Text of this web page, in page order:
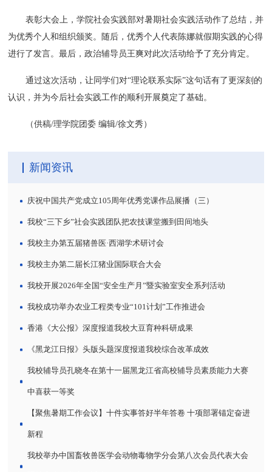
表彰大会上，学院社会实践部对暑期社会实践活动作了总结，并
为优秀个人和组织颁奖。随后，优秀个人代表陈娜就假期实践的心得
进行了发言。最后，政治辅导员王爽对此次活动给予了充分肯定。
通过这次活动，让同学们对“理论联系实际”这句话有了更深刻的
认识，并为今后社会实践工作的顺利开展奠定了基础。
（供稿/理学院团委 编辑/徐文秀）
新闻资讯
庆祝中国共产党成立105周年优秀党课作品展播（三）
我校“三下乡”社会实践团队把农技课堂搬到田间地头
我校主办第五届猪兽医·西湖学术研讨会
我校主办第二届长江猪业国际联合大会
我校开展2026年全国“安全生产月”暨实验室安全系列活动
我校成功举办农业工程类专业“101计划”工作推进会
香港《大公报》深度报道我校大豆育种科研成果
《黑龙江日报》头版头题深度报道我校综合改革成效
我校辅导员孔晓冬在第十一届黑龙江省高校辅导员素质能力大赛
中喜获一等奖
【聚焦暑期工作会议】十件实事答好半年答卷 十项部署锚定奋进
新程
我校举办中国畜牧兽医学会动物毒物学分会第八次会员代表大会